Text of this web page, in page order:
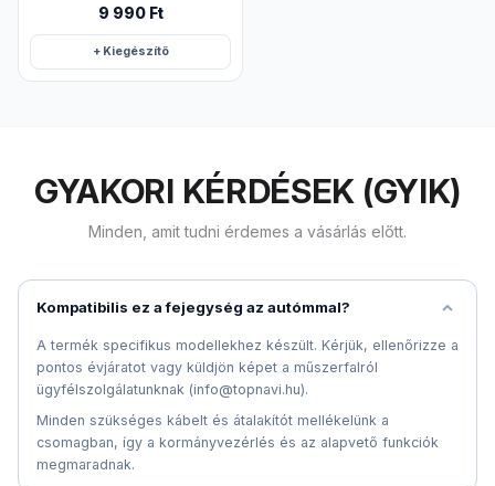
9 990 Ft
+ Kiegészítő
GYAKORI KÉRDÉSEK (GYIK)
Minden, amit tudni érdemes a vásárlás előtt.
Kompatibilis ez a fejegység az autómmal?
A termék specifikus modellekhez készült. Kérjük, ellenőrizze a
pontos évjáratot vagy küldjön képet a műszerfalról
ügyfélszolgálatunknak (info@topnavi.hu).
Minden szükséges kábelt és átalakítót mellékelünk a
csomagban, így a kormányvezérlés és az alapvető funkciók
megmaradnak.